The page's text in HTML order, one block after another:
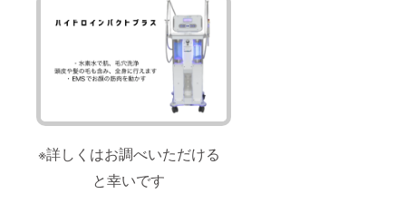
※詳しくはお調べいただける
と幸いです